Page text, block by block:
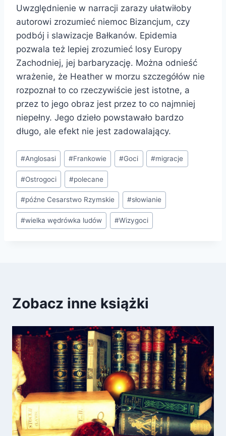
Uwzględnienie w narracji zarazy ułatwiłoby
autorowi zrozumieć niemoc Bizancjum, czy
podbój i slawizacje Bałkanów. Epidemia
pozwala też lepiej zrozumieć losy Europy
Zachodniej, jej barbaryzację. Można odnieść
wrażenie, że Heather w morzu szczegółów nie
rozpoznał to co rzeczywiście jest istotne, a
przez to jego obraz jest przez to co najmniej
niepełny. Jego dzieło powstawało bardzo
długo, ale efekt nie jest zadowalający.
Tagi
wpisu:
#Anglosasi #Frankowie #Goci #migracje
#Ostrogoci #polecane
#późne Cesarstwo Rzymskie #słowianie
#wielka wędrówka ludów #Wizygoci
Zobacz inne książki